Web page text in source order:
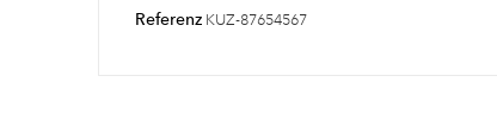
Referenz KUZ-87654567